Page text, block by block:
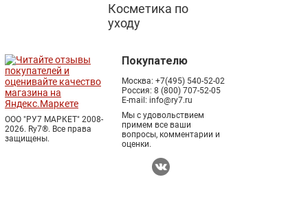
Косметика по
уходу
ООО "РУ7 МАРКЕТ" 2008-
2026. Ry7®. Все права
защищены.
Покупателю
Москва: +7(495) 540-52-02
Россия: 8 (800) 707-52-05
E-mail: info@ry7.ru
Мы с удовольствием
примем все ваши
вопросы, комментарии и
оценки.